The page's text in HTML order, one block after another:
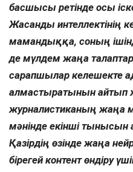
басшысы ретінде осы
Жасанды интеллектінің
мамандыққа, соның
де мүлдем жаңа
сарапшылар келешекте
алмастыратынын айтып
журналистиканың жаңа
мәнінде екінші
Қазірдің өзінде жаңа
бірегей контент өндіру